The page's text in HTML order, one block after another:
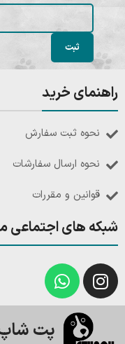
راهنمای خرید
نحوه ثبت سفارش
نحوه ارسال سفارشات
قوانین و مقررات
شبکه های اجتماعی
پت شاپ